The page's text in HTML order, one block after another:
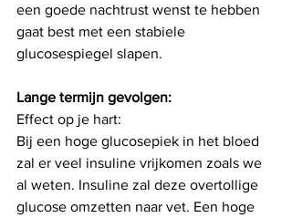
een goede nachtrust wenst te hebben
gaat best met een stabiele
glucosespiegel slapen.
Lange termijn gevolgen:
Effect op je hart:
Bij een hoge glucosepiek in het bloed
zal er veel insuline vrijkomen zoals we
al weten. Insuline zal deze overtollige
glucose omzetten naar vet. Een hoge